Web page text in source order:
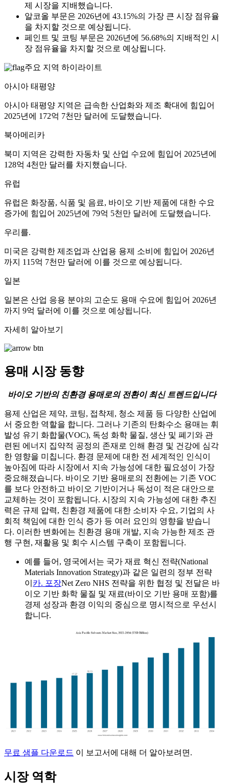
제 시장을 지배했습니다.
알코올 부문은 2026년에 43.15%의 가장 큰 시장 점유율
을 차지할 것으로 예상됩니다.
페인트 및 코팅 부문은 2026년에 56.68%의 지배적인 시
장 점유율을 차지할 것으로 예상됩니다.
주요 지역 하이라이트
아시아 태평양
아시아 태평양 지역은 급속한 산업화와 제조 확대에 힘입어
2025년에 172억 7천만 달러에 도달했습니다.
북아메리카
북미 지역은 강력한 자동차 및 산업 수요에 힘입어 2025년에
128억 4천만 달러를 차지했습니다.
유럽
유럽은 화장품, 식품 및 음료, 바이오 기반 제품에 대한 수요
증가에 힘입어 2025년에 79억 5천만 달러에 도달했습니다.
우리를.
미국은 강력한 제조업과 산업용 용제 소비에 힘입어 2026년
까지 115억 7천만 달러에 이를 것으로 예상됩니다.
일본
일본은 산업 응용 분야의 고순도 용매 수요에 힘입어 2026년
까지 9억 달러에 이를 것으로 예상됩니다.
자세히 알아보기
용매 시장 동향
바이오 기반의 친환경 용매로의 전환이 최신 트렌드입니다
용제 산업은 제약, 코팅, 접착제, 청소 제품 등 다양한 산업에
서 중요한 역할을 합니다. 그러나 기존의 탄화수소 용매는 휘
발성 유기 화합물(VOC), 독성 화학 물질, 생산 및 폐기와 관
련된 에너지 집약적 공정의 존재로 인해 환경 및 건강에 심각
한 영향을 미칩니다. 환경 문제에 대한 전 세계적인 인식이
높아짐에 따라 시장에서 지속 가능성에 대한 필요성이 가장
중요해졌습니다. 바이오 기반 용매로의 전환에는 기존 VOC
를 보다 안전하고 바이오 기반이거나 독성이 적은 대안으로
교체하는 것이 포함됩니다. 시장의 지속 가능성에 대한 추진
력은 규제 압력, 친환경 제품에 대한 소비자 수요, 기업의 사
회적 책임에 대한 인식 증가 등 여러 요인의 영향을 받습니
다. 이러한 변화에는 친환경 용매 개발, 지속 가능한 제조 관
행 구현, 재활용 및 회수 시스템 구축이 포함됩니다.
예를 들어, 영국에서는 국가 재료 혁신 전략(National
Materials Innovation Strategy)과 같은 일련의 정부 전략
이 카. 포장Net Zero NHS 전략을 위한 협정 및 전달은 바
이오 기반 화학 물질 및 재료(바이오 기반 용매 포함)를
경제 성장과 환경 이익의 중심으로 명시적으로 우선시
합니다.
무료 샘플 다운로드 이 보고서에 대해 더 알아보려면.
시장 역학